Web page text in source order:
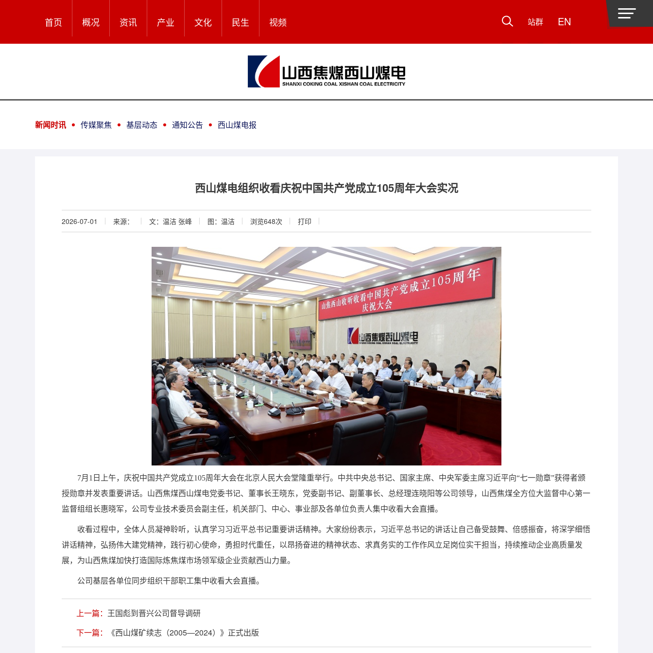
首页 概况 资讯 产业 文化 民生 视频 站群 EN
新闻时讯 传媒聚焦 基层动态 通知公告 西山煤电报
西山煤电组织收看庆祝中国共产党成立105周年大会实况
2026-07-01 来源： 文：温洁 张峰 图：温洁 浏览648次 打印
7月1日上午，庆祝中国共产党成立105周年大会在北京人民大会堂隆重举行。中共中央总书记、国家主席、中央军委主席习近平向“七一勋章”获得者颁
授勋章并发表重要讲话。山西焦煤西山煤电党委书记、董事长王晓东，党委副书记、副董事长、总经理连晓阳等公司领导，山西焦煤全方位大监督中心第一
监督组组长惠晓军，公司专业技术委员会副主任，机关部门、中心、事业部及各单位负责人集中收看大会直播。
收看过程中，全体人员凝神聆听，认真学习习近平总书记重要讲话精神。大家纷纷表示，习近平总书记的讲话让自己备受鼓舞、倍感振奋，将深学细悟
讲话精神，弘扬伟大建党精神，践行初心使命，勇担时代重任，以昂扬奋进的精神状态、求真务实的工作作风立足岗位实干担当，持续推动企业高质量发
展，为山西焦煤加快打造国际炼焦煤市场领军级企业贡献西山力量。
公司基层各单位同步组织干部职工集中收看大会直播。
上一篇： 王国彪到晋兴公司督导调研
下一篇：
《西山煤矿续志（2005—2024）》正式出版